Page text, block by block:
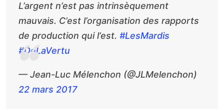
L’argent n’est pas intrinsèquement
mauvais. C’est l’organisation des rapports
de production qui l’est. #LesMardis
#DeLaVertu
— Jean-Luc Mélenchon (@JLMelenchon)
22 mars 2017